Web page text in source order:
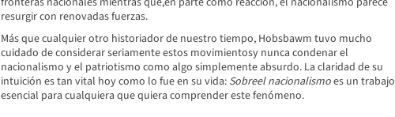
resurgir con renovadas fuerzas.
Más que cualquier otro historiador de nuestro tiempo, Hobsbawm tuvo mucho
cuidado de considerar seriamente estos movimientosy nunca condenar el
nacionalismo y el patriotismo como algo simplemente absurdo. La claridad de su
intuición es tan vital hoy como lo fue en su vida: Sobreel nacionalismoes un trabajo
esencial para cualquiera que quiera comprender este fenómeno.